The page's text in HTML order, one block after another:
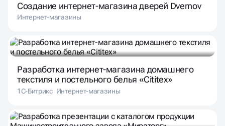
Создание интернет-магазина дверей Dvernov
Интернет-магазины
Разработка интернет-магазина домашнего
текстиля и постельного белья «Cititex»
1С-Битрикс Интернет-магазины